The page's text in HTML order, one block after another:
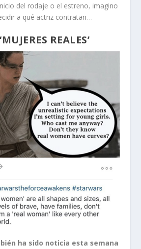
del rodaje o el estreno, imagino
a qué actriz contratan…
REALES’
ha sido noticia esta semana